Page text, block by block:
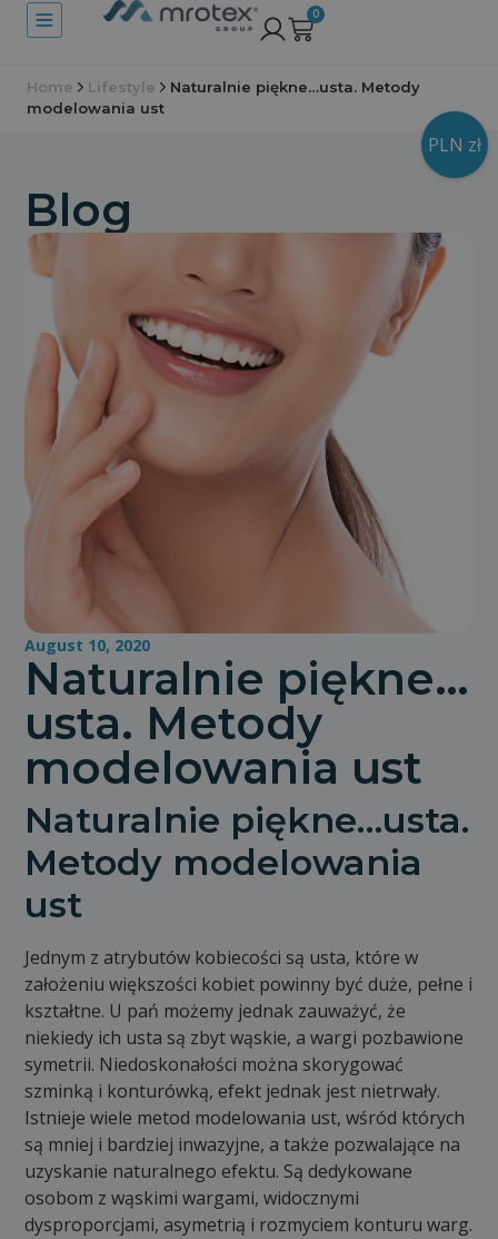
0
Home Lifestyle
Naturalnie piękne…usta. Metody
modelowania ust
Blog
August 10, 2020
Naturalnie piękne…
usta. Metody
modelowania ust
Naturalnie piękne…usta.
Metody modelowania
ust
Jednym z atrybutów kobiecości są usta, które w
założeniu większości kobiet powinny być duże, pełne i
kształtne. U pań możemy jednak zauważyć, że
niekiedy ich usta są zbyt wąskie, a wargi pozbawione
symetrii. Niedoskonałości można skorygować
szminką i konturówką, efekt jednak jest nietrwały.
Istnieje wiele metod modelowania ust, wśród których
są mniej i bardziej inwazyjne, a także pozwalające na
uzyskanie naturalnego efektu. Są dedykowane
osobom z wąskimi wargami, widocznymi
dysproporcjami, asymetrią i rozmyciem konturu warg.
PLN zł